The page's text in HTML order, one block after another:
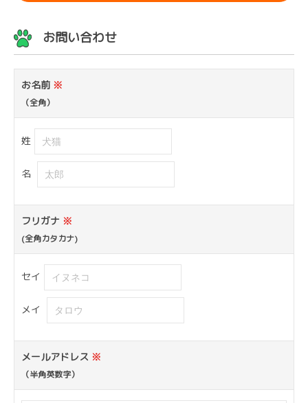
お問い合わせ
お名前 ※
（全角）
姓
名
フリガナ ※
(全角カタカナ)
セイ
メイ
メールアドレス ※
（半角英数字）